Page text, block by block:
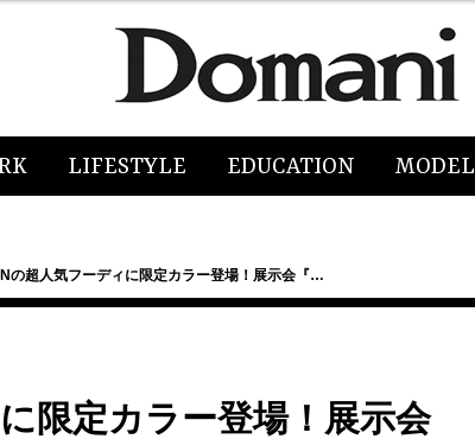
LIFESTYLE EDUCATION MODEL
の超人気フーディに限定カラー登場！展示会『…
限定カラー登場！展示会